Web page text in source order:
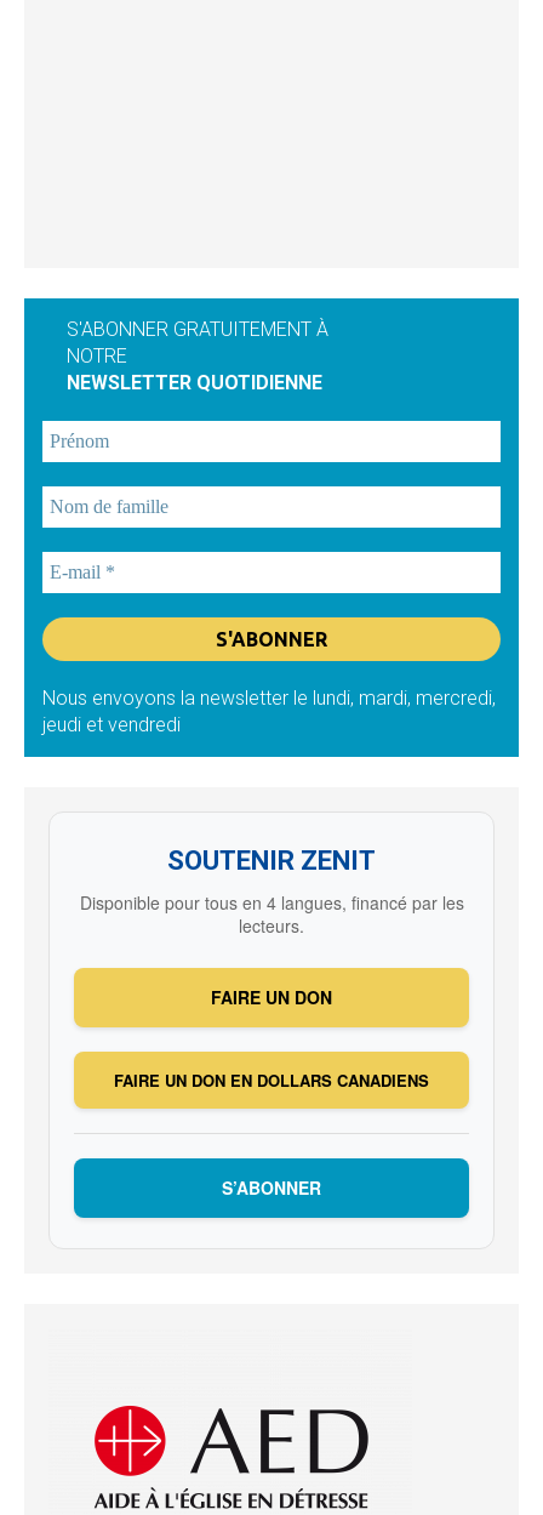
S'ABONNER GRATUITEMENT À
NOTRE
NEWSLETTER QUOTIDIENNE
Nous envoyons la newsletter le lundi, mardi, mercredi,
jeudi et vendredi
SOUTENIR ZENIT
Disponible pour tous en 4 langues, financé par les
lecteurs.
FAIRE UN DON
FAIRE UN DON EN DOLLARS CANADIENS
S’ABONNER